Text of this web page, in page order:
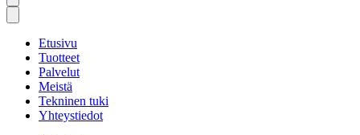
Etusivu
Tuotteet
Palvelut
Meistä
Tekninen tuki
Yhteystiedot